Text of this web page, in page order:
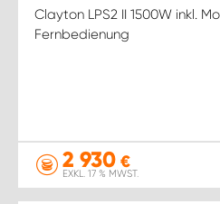
Clayton LPS2 II 1500W inkl.
Fernbedienung
2 930 €
EXKL. 17 % MWST.